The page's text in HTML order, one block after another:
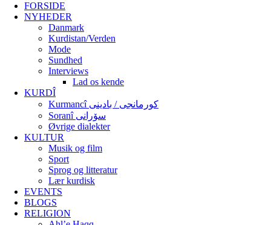
FORSIDE
NYHEDER
Danmark
Kurdistan/Verden
Mode
Sundhed
Interviews
Lad os kende
KURDÎ
Kurmancî کورمانجی / بادینی
Soranî سۆرانی
Øvrige dialekter
KULTUR
Musik og film
Sport
Sprog og litteratur
Lær kurdisk
EVENTS
BLOGS
RELIGION